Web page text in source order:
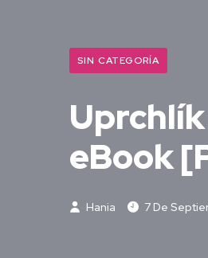
SIN CATEGORÍA
eBook
Hania 7 De